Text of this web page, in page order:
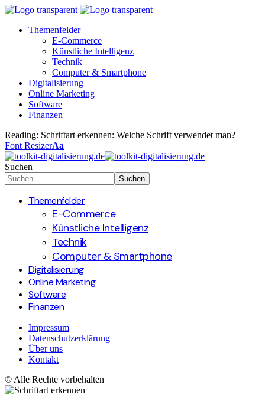
Themenfelder
E-Commerce
Künstliche Intelligenz
Technik
Computer & Smartphone
Digitalisierung
Online Marketing
Software
Finanzen
Reading: Schriftart erkennen: Welche Schrift verwendet man?
Font ResizerAa
Suchen
Themenfelder
E-Commerce
Künstliche Intelligenz
Technik
Computer & Smartphone
Digitalisierung
Online Marketing
Software
Finanzen
Impressum
Datenschutzerklärung
Über uns
Kontakt
© Alle Rechte vorbehalten